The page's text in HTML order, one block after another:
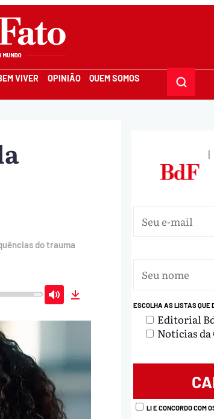
VIVER OPINIÃO QUEM SOMOS
do trauma
Mute
|
ESCOLHA AS LISTAS
Editorial
Notícias
LI E CONCORDO COM